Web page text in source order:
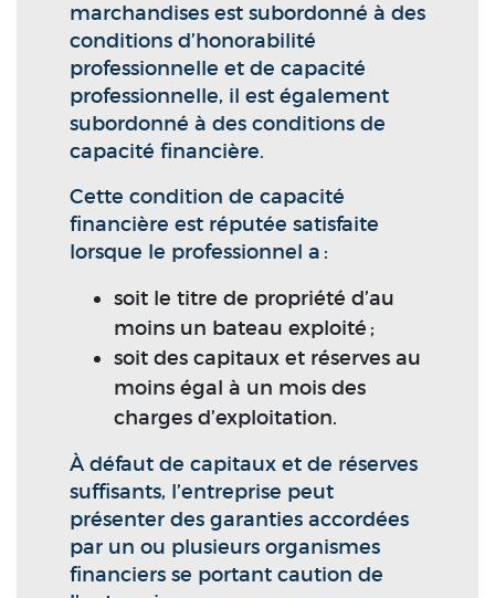
marchandises est subordonné à des
conditions d’honorabilité
professionnelle et de capacité
professionnelle, il est également
subordonné à des conditions de
capacité financière.
Cette condition de capacité
financière est réputée satisfaite
lorsque le professionnel a :
soit le titre de propriété d’au
moins un bateau exploité ;
soit des capitaux et réserves au
moins égal à un mois des
charges d’exploitation.
À défaut de capitaux et de réserves
suffisants, l’entreprise peut
présenter des garanties accordées
par un ou plusieurs organismes
financiers se portant caution de